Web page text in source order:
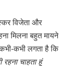
विजेता और
मिलना बहुत मायने
कभी लगता है कि
चाहता हूं